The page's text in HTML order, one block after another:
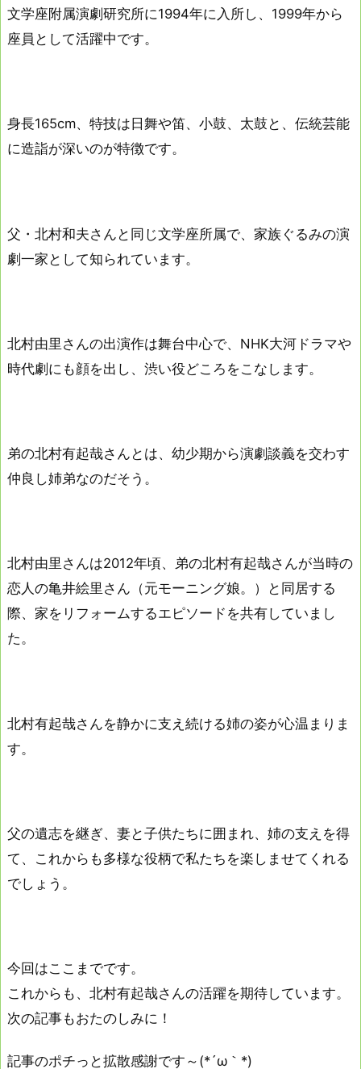
文学座附属演劇研究所に1994年に入所し、1999年から
座員として活躍中です。
身長165cm、特技は日舞や笛、小鼓、太鼓と、伝統芸能
に造詣が深いのが特徴です。
父・北村和夫さんと同じ文学座所属で、家族ぐるみの演
劇一家として知られています。
北村由里さんの出演作は舞台中心で、NHK大河ドラマや
時代劇にも顔を出し、渋い役どころをこなします。
弟の北村有起哉さんとは、幼少期から演劇談義を交わす
仲良し姉弟なのだそう。
北村由里さんは2012年頃、弟の北村有起哉さんが当時の
恋人の亀井絵里さん（元モーニング娘。）と同居する
際、家をリフォームするエピソードを共有していまし
た。
北村有起哉さんを静かに支え続ける姉の姿が心温まりま
す。
父の遺志を継ぎ、妻と子供たちに囲まれ、姉の支えを得
て、これからも多様な役柄で私たちを楽しませてくれる
でしょう。
今回はここまでです。
これからも、北村有起哉さんの活躍を期待しています。
次の記事もおたのしみに！
記事のポチっと拡散感謝です～(*´ω｀*)